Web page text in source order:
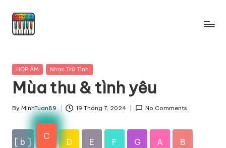
Skip
Posted
HỢP ÂM Nhạc Trữ Tình
Mùa thu & tình yêu
Posted
By MinhTuan89 19 Tháng 7, 2024 No Comments
[ b ]
C
D E F G A B